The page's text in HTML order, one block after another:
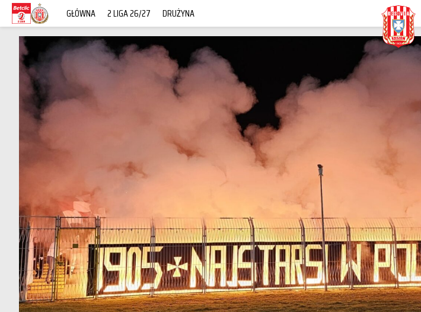
GŁÓWNA 2 LIGA 26/27 DRUŻYNA